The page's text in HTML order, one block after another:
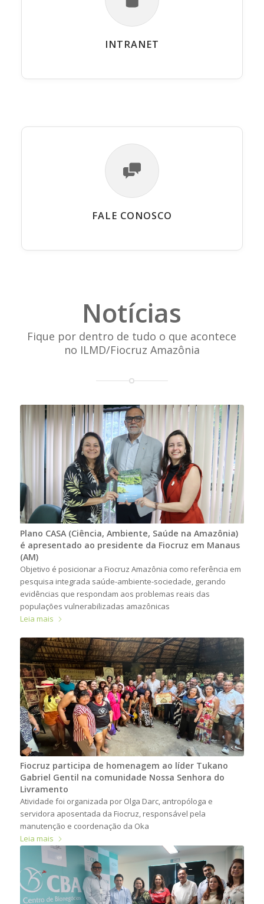
INTRANET
FALE CONOSCO
Notícias
Fique por dentro de tudo o que acontece
no ILMD/Fiocruz Amazônia
Plano CASA (Ciência, Ambiente, Saúde na Amazônia)
é apresentado ao presidente da Fiocruz em Manaus
(AM)
Objetivo é posicionar a Fiocruz Amazônia como referência em
pesquisa integrada saúde-ambiente-sociedade, gerando
evidências que respondam aos problemas reais das
populações vulnerabilizadas amazônicas
Leia mais
Fiocruz participa de homenagem ao líder Tukano
Gabriel Gentil na comunidade Nossa Senhora do
Livramento
Atividade foi organizada por Olga Darc, antropóloga e
servidora aposentada da Fiocruz, responsável pela
manutenção e coordenação da Oka
Leia mais